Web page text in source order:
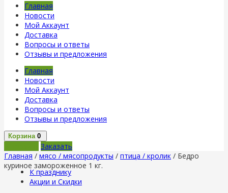
Главная
Новости
Мой Аккаунт
Доставка
Вопросы и ответы
Отзывы и предложения
Главная
Новости
Мой Аккаунт
Доставка
Вопросы и ответы
Отзывы и предложения
Корзина 0
Заказать
Главная / мясо / мясопродукты / птица / кролик / Бедро
куриное замороженное 1 кг.
К празднику
Акции и Скидки